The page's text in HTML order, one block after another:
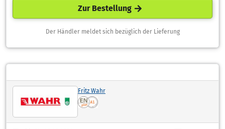
Zur Bestellung
Der Händler meldet sich bezüglich der Lieferung
Fritz Wahr